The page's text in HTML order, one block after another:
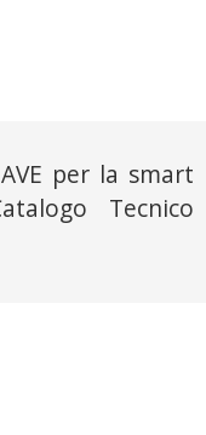
per la smart
Tecnico